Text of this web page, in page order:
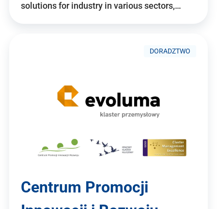
solutions for industry in various sectors,…
DORADZTWO
Centrum Promocji